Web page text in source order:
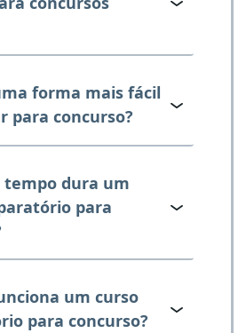
forma mais fácil
para concurso?
tempo dura um
para
um curso
para concurso?